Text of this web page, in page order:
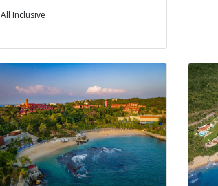
All Inclusive